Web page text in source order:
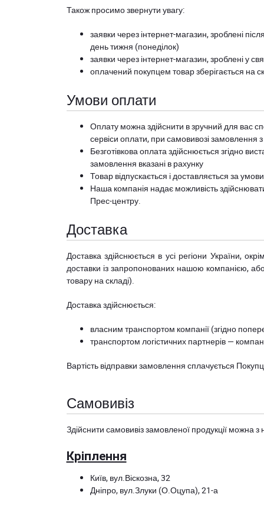
Також просимо звернути увагу:
заявки через інтернет-магазин, зроблені
день тижня (понеділок)
заявки через інтернет-магазин, зроблені у
оплачений покупцем товар зберігається на
Умови оплати
Оплату можна здійснити в зручний для вас
сервіси оплати, при самовивозі замовлення
Безготівкова оплата здійснюється згідно
замовлення вказані в рахунку
Товар відпускається і доставляється за
Наша компанія надає можливість
Прес-центру.
Доставка
Доставка здійснюється в усі регіони України,
доставки із запропонованих нашою компанією,
товару на складі).
Доставка здійснюється:
власним транспортом компанії (згідно
транспортом логістичних партнерів —
Вартість відправки замовлення сплачується
Самовивіз
Здійснити самовивіз замовленої продукції можна
Кріплення
Київ, вул.Віскозна, 32
Дніпро, вул.Злуки (О.Оцупа), 21-а